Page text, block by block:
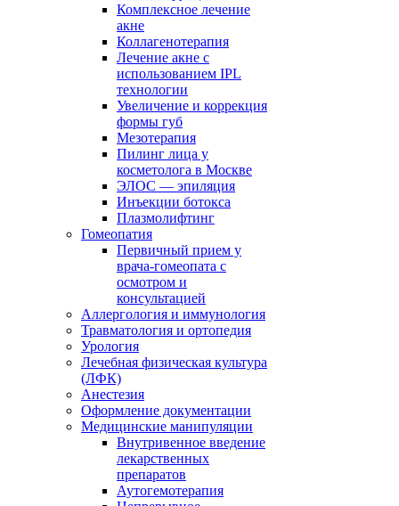
Комплексное лечение
акне
Коллагенотерапия
Лечение акне с
использованием IPL
технологии
Увеличение и коррекция
формы губ
Мезотерапия
Пилинг лица у
косметолога в Москве
ЭЛОС — эпиляция
Инъекции ботокса
Плазмолифтинг
Гомеопатия
Первичный прием у
врача-гомеопата с
осмотром и
консультацией
Аллергология и иммунология
Травматология и ортопедия
Урология
Лечебная физическая культура
(ЛФК)
Анестезия
Оформление документации
Медицинские манипуляции
Внутривенное введение
лекарственных
препаратов
Аутогемотерапия